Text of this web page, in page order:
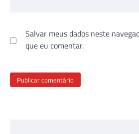
Salvar meus dados neste
que eu comentar.